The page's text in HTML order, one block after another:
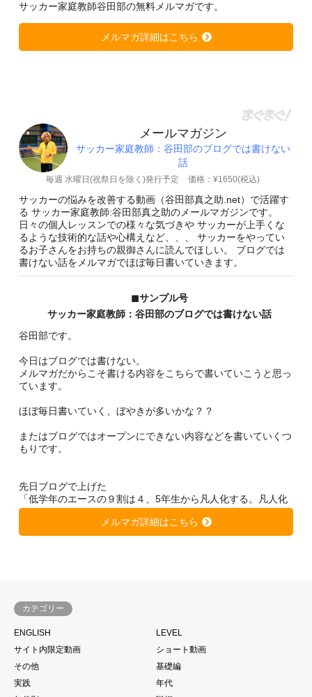
サッカー家庭教師谷田部の無料メルマガです。
メルマガ詳細はこちら
メールマガジン
サッカー家庭教師：谷田部のブログでは書けない
話
毎週 水曜日(祝祭日を除く)発行予定 価格：¥1650(税込)
サッカーの悩みを改善する動画（谷田部真之助.net）で活躍す
る サッカー家庭教師:谷田部真之助のメールマガジンです。
日々の個人レッスンでの様々な気づきや サッカーが上手くな
るような技術的な話や心構えなど、、、 サッカーをやってい
るお子さんをお持ちの親御さんに読んでほしい。 ブログでは
書けない話をメルマガでほぼ毎日書いていきます。
◼︎サンプル号
サッカー家庭教師：谷田部のブログでは書けない話
谷田部です。
今日はブログでは書けない。
メルマガだからこそ書ける内容をこちらで書いていこうと思っ
ています。
ほぼ毎日書いていく、ぼやきが多いかな？？
またはブログではオープンにできない内容などを書いていくつ
もりです。
先日ブログで上げた
「低学年のエースの９割は４、5年生から凡人化する。凡人化
しないために、、、」
https://soccer-kateikyousi.com/daihyoublog/archives/7684.htm
l
す。
当たり前と言われるかもしれません。
もちろん個の力
メルマガ詳細はこちら
カテゴリー
ENGLISH
LEVEL
サイト内限定動画
ショート動画
その他
基礎編
実践
年代